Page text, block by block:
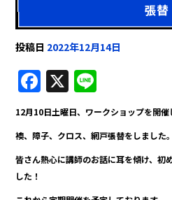
張替
投稿日 2022年12月14日
F
a
c
e
b
o
X
n
e
12月10日土曜日、ワークショップを開催
襖、障子、クロス、網戸張替をしました。
皆さん熱心に講師のお話に耳を傾け、初
した！